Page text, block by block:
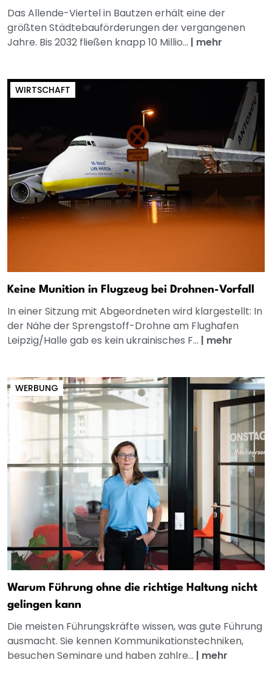
Das Allende-Viertel in Bautzen erhält eine der
größten Städtebauförderungen der vergangenen
Jahre. Bis 2032 fließen knapp 10 Millio... | mehr
WIRTSCHAFT
Keine Munition in Flugzeug bei Drohnen-Vorfall
In einer Sitzung mit Abgeordneten wird klargestellt: In
der Nähe der Sprengstoff-Drohne am Flughafen
Leipzig/Halle gab es kein ukrainisches F... | mehr
WERBUNG
Warum Führung ohne die richtige Haltung nicht
gelingen kann
Die meisten Führungskräfte wissen, was gute Führung
ausmacht. Sie kennen Kommunikationstechniken,
besuchen Seminare und haben zahlre... | mehr